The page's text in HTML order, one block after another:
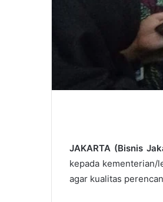
JAKARTA (Bisnis
kepada kementerian/
agar kualitas